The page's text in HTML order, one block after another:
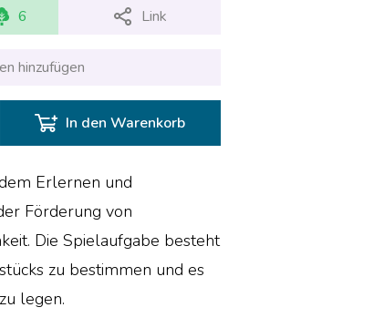
6 Link
hinzufügen
In den Warenkorb
Erlernen und
Förderung von
Die Spielaufgabe besteht
zu bestimmen und es
zu legen.